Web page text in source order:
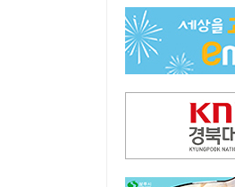
타는 목마름 청도, 해
"상법개정해도 주주가 '봉'"…하
임시휴업 들어갔던 홈플러